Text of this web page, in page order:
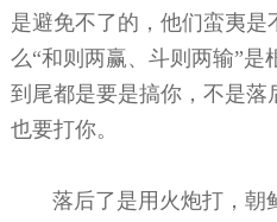
是避免不了的，他们蛮夷是
么“和则两赢、斗则两输”
到尾都是要是搞你，不是落
也要打你。
落后了是用火炮打，朝